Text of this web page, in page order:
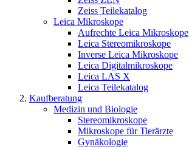
Zeiss Teilekatalog
Leica Mikroskope
Aufrechte Leica Mikroskope
Leica Stereomikroskope
Inverse Leica Mikroskope
Leica Digitalmikroskope
Leica LAS X
Leica Teilekatalog
Kaufberatung
Medizin und Biologie
Stereomikroskope
Mikroskope für Tierärzte
Gynäkologie